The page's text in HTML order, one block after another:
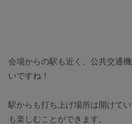
会場からの駅も近く、公共交通
いですね！
駅からも打ち上げ場所は開けて
も楽しむことができます。